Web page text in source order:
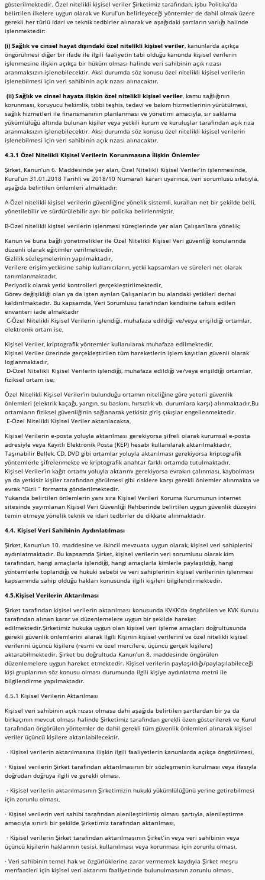
gösterilmektedir. Özel nitelikli kişisel veriler Şirketimiz tarafından, işbu Politika’da
belirtilen ilkelere uygun olarak ve Kurul’un belirleyeceği yöntemler de dahil olmak üzere
gerekli her türlü idari ve teknik tedbirler alınarak ve aşağıdaki şartların varlığı halinde
işlenmektedir:
(i) Sağlık ve cinsel hayat dışındaki özel nitelikli kişisel veriler, kanunlarda açıkça
öngörülmesi diğer bir ifade ile ilgili faaliyetin tabi olduğu kanunda kişisel verilerin
işlenmesine ilişkin açıkça bir hüküm olması halinde veri sahibinin açık rızası
aranmaksızın işlenebilecektir. Aksi durumda söz konusu özel nitelikli kişisel verilerin
işlenebilmesi için veri sahibinin açık rızası alınacaktır.
(ii) Sağlık ve cinsel hayata ilişkin özel nitelikli kişisel veriler, kamu sağlığının
korunması, koruyucu hekimlik, tıbbi teşhis, tedavi ve bakım hizmetlerinin yürütülmesi,
sağlık hizmetleri ile finansmanının planlanması ve yönetimi amacıyla, sır saklama
yükümlülüğü altında bulunan kişiler veya yetkili kurum ve kuruluşlar tarafından açık rıza
aranmaksızın işlenebilecektir. Aksi durumda söz konusu özel nitelikli kişisel verilerin
işlenebilmesi için veri sahibinin açık rızası alınacaktır.
4.3.1 Özel Nitelikli Kişisel Verilerin Korunmasına İlişkin Önlemler
Şirket, Kanun’un 6. Maddesinde yer alan, Özel Nitelikli Kişisel Veriler’in işlenmesinde,
Kurul’un 31.01.2018 Tarihli ve 2018/10 Numaralı kararı uyarınca, veri sorumlusu sıfatıyla,
aşağıda belirtilen önlemleri almaktadır:
A-Özel nitelikli kişisel verilerin güvenliğine yönelik sistemli, kuralları net bir şekilde belli,
yönetilebilir ve sürdürülebilir ayrı bir politika belirlenmiştir,
B-Özel nitelikli kişisel verilerin işlenmesi süreçlerinde yer alan Çalışan’lara yönelik;
Kanun ve buna bağlı yönetmelikler ile Özel Nitelikli Kişisel Veri güvenliği konularında
düzenli olarak eğitimler verilmektedir,
Gizlilik sözleşmelerinin yapılmaktadır,
Verilere erişim yetkisine sahip kullanıcıların, yetki kapsamları ve süreleri net olarak
tanımlanmaktadır,
Periyodik olarak yetki kontrolleri gerçekleştirilmektedir,
Görev değişikliği olan ya da işten ayrılan Çalışanlar’ın bu alandaki yetkileri derhal
kaldırılmaktadır. Bu kapsamda, Veri Sorumlusu tarafından kendisine tahsis edilen
envanteri iade almaktadır
C-Özel Nitelikli Kişisel Verilerin işlendiği, muhafaza edildiği ve/veya erişildiği ortamlar,
elektronik ortam ise,
Kişisel Veriler, kriptografik yöntemler kullanılarak muhafaza edilmektedir,
Kişisel Veriler üzerinde gerçekleştirilen tüm hareketlerin işlem kayıtları güvenli olarak
loglanmaktadır,
D-Özel Nitelikli Kişisel Verilerin işlendiği, muhafaza edildiği ve/veya erişildiği ortamlar,
fiziksel ortam ise;
Özel Nitelikli Kişisel Veriler’in bulunduğu ortamın niteliğine göre yeterli güvenlik
önlemleri (elektrik kaçağı, yangın, su baskını, hırsızlık vb. durumlara karşı) alınmaktadır,Bu
ortamların fiziksel güvenliğinin sağlanarak yetkisiz giriş çıkışlar engellenmektedir.
E-Özel Nitelikli Kişisel Veriler aktarılacaksa,
Kişisel Verilerin e-posta yoluyla aktarılması gerekiyorsa şifreli olarak kurumsal e-posta
adresiyle veya Kayıtlı Elektronik Posta (KEP) hesabı kullanılarak aktarılmaktadır,
Taşınabilir Bellek, CD, DVD gibi ortamlar yoluyla aktarılması gerekiyorsa kriptografik
yöntemlerle şifrelenmekte ve kriptografik anahtar farklı ortamda tutulmaktadır,
Kişisel Veriler’in kağıt ortamı yoluyla aktarımı gerekiyorsa evrakın çalınması, kaybolması
ya da yetkisiz kişiler tarafından görülmesi gibi risklere karşı gerekli önlemler alınmakta ve
evrak "Gizli ” formatta gönderilmektedir.
Yukarıda belirtilen önlemlerin yanı sıra Kişisel Verileri Koruma Kurumunun internet
sitesinde yayımlanan Kişisel Veri Güvenliği Rehberinde belirtilen uygun güvenlik düzeyini
temin etmeye yönelik teknik ve idari tedbirler de dikkate alınmaktadır.
4.4. Kişisel Veri Sahibinin Aydınlatılması
Şirket, Kanun’un 10. maddesine ve ikincil mevzuata uygun olarak, kişisel veri sahiplerini
aydınlatmaktadır. Bu kapsamda Şirket, kişisel verilerin veri sorumlusu olarak kim
tarafından, hangi amaçlarla işlendiği, hangi amaçlarla kimlerle paylaşıldığı, hangi
yöntemlerle toplandığı ve hukuki sebebi ve veri sahiplerinin kişisel verilerinin işlenmesi
kapsamında sahip olduğu hakları konusunda ilgili kişileri bilgilendirmektedir.
4.5.Kişisel Verilerin Aktarılması
Şirket tarafından kişisel verilerin aktarılması konusunda KVKK’da öngörülen ve KVK Kurulu
tarafından alınan karar ve düzenlemelere uygun bir şekilde hareket
edilmektedir.Şirketimiz hukuka uygun olan kişisel veri işleme amaçları doğrultusunda
gerekli güvenlik önlemlerini alarak İlgili Kişinin kişisel verilerini ve özel nitelikli kişisel
verilerini üçüncü kişilere (resmi ve özel mercilere, üçüncü gerçek kişilere)
aktarabilmektedir. Şirket bu doğrultuda Kanun’un 8. maddesinde öngörülen
düzenlemelere uygun hareket etmektedir. Kişisel verilerin paylaşıldığı/paylaşılabileceği
kişi gruplarının söz konusu olması durumunda ilgili kişiye aydınlatma metni ile
bilgilendirme yapılmaktadır.
4.5.1 Kişisel Verilerin Aktarılması
Kişisel veri sahibinin açık rızası olmasa dahi aşağıda belirtilen şartlardan bir ya da
birkaçının mevcut olması halinde Şirketimiz tarafından gerekli özen gösterilerek ve Kurul
tarafından öngörülen yöntemler de dahil gerekli tüm güvenlik önlemleri alınarak kişisel
veriler üçüncü kişilere aktarılabilecektir.
· Kişisel verilerin aktarılmasına ilişkin ilgili faaliyetlerin kanunlarda açıkça öngörülmesi,
· Kişisel verilerin Şirket tarafından aktarılmasının bir sözleşmenin kurulması veya ifasıyla
doğrudan doğruya ilgili ve gerekli olması,
· Kişisel verilerin aktarılmasının Şirketimizin hukuki yükümlülüğünü yerine getirebilmesi
için zorunlu olması,
· Kişisel verilerin veri sahibi tarafından alenileştirilmiş olması şartıyla, alenileştirme
amacıyla sınırlı bir şekilde Şirketimiz tarafından aktarılması,
· Kişisel verilerin Şirket tarafından aktarılmasının Şirket’in veya veri sahibinin veya
üçüncü kişilerin haklarının tesisi, kullanılması veya korunması için zorunlu olması,
· Veri sahibinin temel hak ve özgürlüklerine zarar vermemek kaydıyla Şirket meşru
menfaatleri için kişisel veri aktarımı faaliyetinde bulunulmasının zorunlu olması,